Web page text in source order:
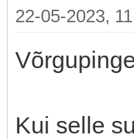
22-05-2023,
Kui selle